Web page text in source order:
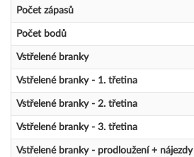
Počet zápasů
Počet bodů
Vstřelené branky
Vstřelené branky - 1. třetina
Vstřelené branky - 2. třetina
Vstřelené branky - 3. třetina
Vstřelené branky - prodloužení + nájezdy